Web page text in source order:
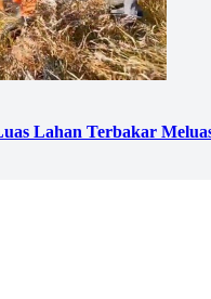
Lahan Terbakar